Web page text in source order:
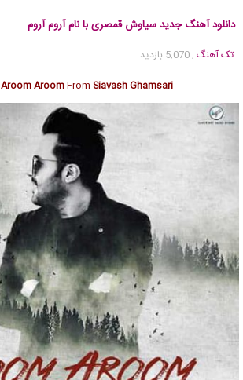
دانلود آهنگ جدید سیاوش قمصری با نام آروم آروم
تک آهنگ , 5,070 بازدید
Aroom AroomFrom Siavash Ghamsari